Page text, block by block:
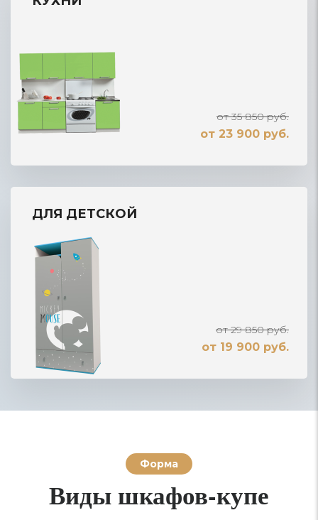
от 35 850 руб.
от 23 900 руб.
ДЛЯ ДЕТСКОЙ
от 29 850 руб.
от 19 900 руб.
Форма
Виды шкафов-купе